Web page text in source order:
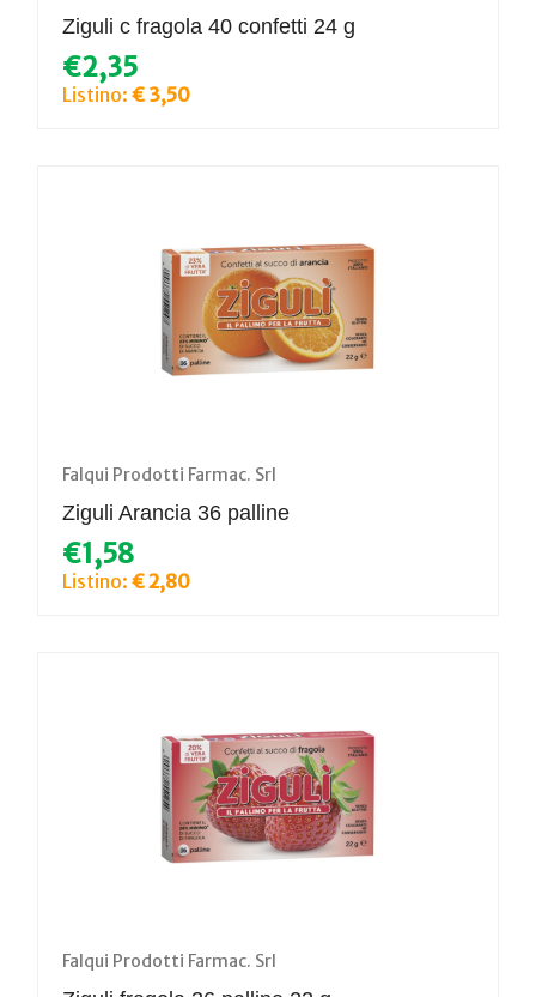
Ziguli c fragola 40 confetti 24 g
€2,35
Listino: € 3,50
Falqui Prodotti Farmac. Srl
Ziguli Arancia 36 palline
€1,58
Listino: € 2,80
Falqui Prodotti Farmac. Srl